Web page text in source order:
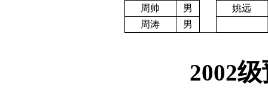
周帅
男
姚远
周涛
男
2002级